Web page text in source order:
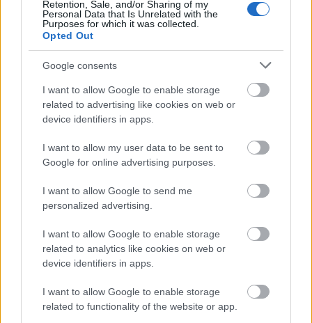
Retention, Sale, and/or Sharing of my
Personal Data that Is Unrelated with the
Purposes for which it was collected.
Opted Out
Google consents
I want to allow Google to enable storage
related to advertising like cookies on web or
device identifiers in apps.
I want to allow my user data to be sent to
Google for online advertising purposes.
I want to allow Google to send me
personalized advertising.
I want to allow Google to enable storage
related to analytics like cookies on web or
device identifiers in apps.
I want to allow Google to enable storage
related to functionality of the website or app.
az argentin Jorge Luis Borges - magyarázta
Houellebecq.
Amíg a legtöbb francia kritikus meleg
fogadtatásban részesítette a „Le carte et le
territorie”-t, elsőként a 2005-ös „Possibility
of an Island” megjelenése óta, egy író a
Goncourt-díj döntőbizottságából kétségbe
Michel Houellebecqet 1990-ben ismerte meg
a közönség, első könyve, a „Les Particules
elementaries” (Atomised) megjelenésekor,
amit a kritikusok is jól fogadtak.
Kultúra Irodalom Szépirodalom Botrány